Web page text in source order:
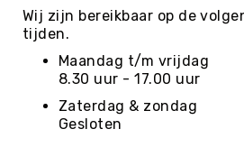
ballen
Speciale
ballen
Skippyballen
Wij zijn bereikbaar op de
tijden.
Maandag t/m vrijdag
8.30 uur - 17.00 uur
Zaterdag & zondag
Gesloten